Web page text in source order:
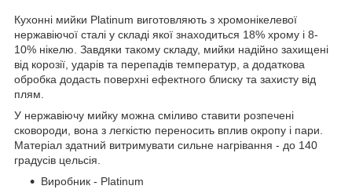
Кухонні мийки Platinum виготовляють з хромонікелевої
нержавіючої сталі у складі якої знаходиться 18% хрому і 8-
10% нікелю. Завдяки такому складу, мийки надійно захищені
від корозії, ударів та перепадів температур, а додаткова
обробка додасть поверхні ефектного блиску та захисту від
плям.
У нержавіючу мийку можна сміливо ставити розпечені
сковороди, вона з легкістю переносить вплив окропу і пари.
Матеріал здатний витримувати сильне нагрівання - до 140
градусів цельсія.
Виробник - Platinum